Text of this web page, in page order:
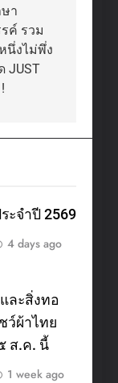
า
ค์ รวม
นึ่งไม่พึ่ง
JUST
ะจำปี 2569
4 days ago
ละสิ่งทอ
ว์ผ้าไทย
ส.ค. นี้
1 week ago